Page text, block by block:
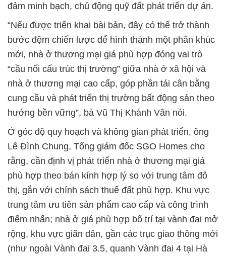
đảm minh bạch, chủ động quỹ đất phát triển dự án.
“Nếu được triển khai bài bản, đây có thể trở thành
bước đệm chiến lược để hình thành một phân khúc
mới, nhà ở thương mại giá phù hợp đóng vai trò
“cầu nối cấu trúc thị trường” giữa nhà ở xã hội và
nhà ở thương mại cao cấp, góp phần tái cân bằng
cung cầu và phát triển thị trường bất động sản theo
hướng bền vững”, bà Vũ Thị Khánh Vân nói.
Ở góc độ quy hoạch và không gian phát triển, ông
Lê Đình Chung, Tổng giám đốc SGO Homes cho
rằng, cần định vị phát triển nhà ở thương mại giá
phù hợp theo bán kính hợp lý so với trung tâm đô
thị, gắn với chính sách thuế đất phù hợp. Khu vực
trung tâm ưu tiên sản phẩm cao cấp và công trình
điểm nhấn; nhà ở giá phù hợp bố trí tại vành đai mở
rộng, khu vực giãn dân, gần các trục giao thông mới
(như ngoài Vành đai 3.5, quanh Vành đai 4 tại Hà